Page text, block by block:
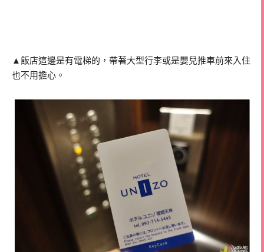
▲飯店這邊是有電梯的，帶著大型行李或是嬰兒推車前來入住
也不用擔心。